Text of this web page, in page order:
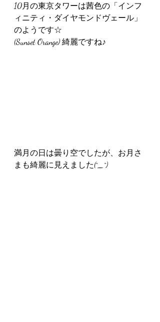
10月の東京タワーは茜色の「インフ
ィニティ・ダイヤモンドヴェール」
のようです☆
(Sunset Orange) 綺麗ですね♪
満月の日は曇り空でしたが、お月さ
まも綺麗に見えました(^_^)